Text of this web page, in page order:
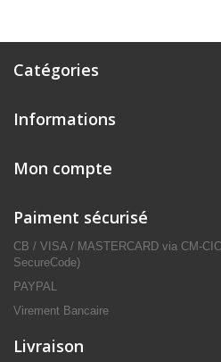
Catégories
Informations
Mon compte
Paiment sécurisé
CB / VISA / MASTERCARD via CM-
SecureCode)
PAYPAL
Virement Bancaire
Livraison